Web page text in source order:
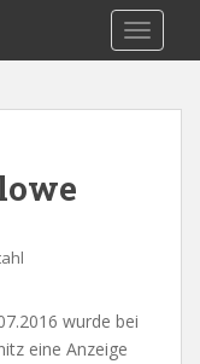
wurde bei
eine Anzeige